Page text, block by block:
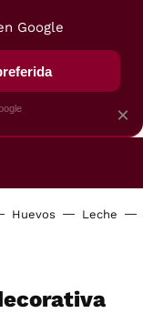
GUÍAS DE
Huevos Leche
×
Google